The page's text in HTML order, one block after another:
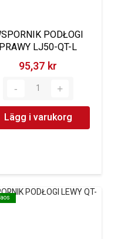
PODŁOGI
PRAWY LJ50-QT-L
95,37 kr‎
Lägg i varukorg